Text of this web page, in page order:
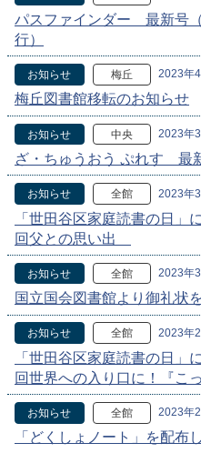
パスファインダー 最新号
行）
お知らせ 梅丘 2023年
梅丘図書館移転のお知らせ
お知らせ 中央 2023年
ざ・ちゅうおう ぷれす 最
お知らせ 全館 2023年
「世田谷区家庭読書の日
回父との思い出
お知らせ 全館 2023年
国立国会図書館より御礼状
お知らせ 全館 2023年
「世田谷区家庭読書の日
回世界への入り口に！『こ
お知らせ 全館 2023年
「どくしょノート」を配布